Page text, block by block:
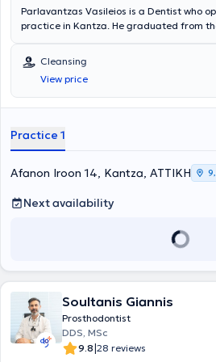
Parlavantzas Vasileios is a Dentist who
practice in Kantza. He graduated from
training at the Bristol Health Centre in
private practice, he offers a wide range
focuses particularly on prosthetic
periodontology, and aesthetic
advances in his field.
Cleansing
View price
Practice 1
Afanon Iroon 14, Kantza, ΑΤΤΙΚΗ
Next availability
Soultanis Giannis
Prosthodontist
DDS, MSc
9.8|28 reviews